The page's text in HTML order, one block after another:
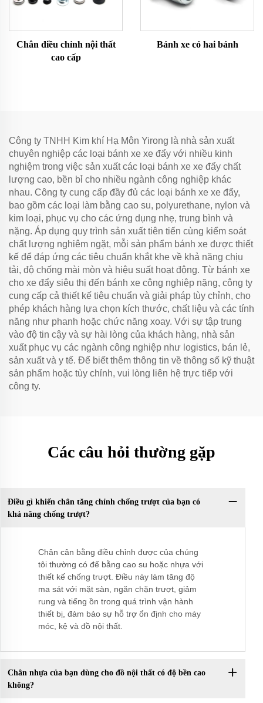
Chân điều chỉnh nội thất
cao cấp
Bánh xe có hai bánh
Công ty TNHH Kim khí Hạ Môn Yirong là nhà sản xuất
chuyên nghiệp các loại bánh xe xe đẩy với nhiều kinh
nghiệm trong việc sản xuất các loại bánh xe xe đẩy chất
lượng cao, bền bỉ cho nhiều ngành công nghiệp khác
nhau. Công ty cung cấp đầy đủ các loại bánh xe xe đẩy,
bao gồm các loại làm bằng cao su, polyurethane, nylon và
kim loại, phục vụ cho các ứng dụng nhẹ, trung bình và
nặng. Áp dụng quy trình sản xuất tiên tiến cùng kiểm soát
chất lượng nghiêm ngặt, mỗi sản phẩm bánh xe được thiết
kế để đáp ứng các tiêu chuẩn khắt khe về khả năng chịu
tải, độ chống mài mòn và hiệu suất hoạt động. Từ bánh xe
cho xe đẩy siêu thị đến bánh xe công nghiệp nặng, công ty
cung cấp cả thiết kế tiêu chuẩn và giải pháp tùy chỉnh, cho
phép khách hàng lựa chọn kích thước, chất liệu và các tính
năng như phanh hoặc chức năng xoay. Với sự tập trung
vào độ tin cậy và sự hài lòng của khách hàng, nhà sản
xuất phục vụ các ngành công nghiệp như logistics, bán lẻ,
sản xuất và y tế. Để biết thêm thông tin về thông số kỹ thuật
sản phẩm hoặc tùy chỉnh, vui lòng liên hệ trực tiếp với
công ty.
Các câu hỏi thường gặp
Điều gì khiến chân tăng chỉnh chống trượt của bạn có
khả năng chống trượt?
Chân cân bằng điều chỉnh được của chúng
tôi thường có đế bằng cao su hoặc nhựa với
thiết kế chống trượt. Điều này làm tăng độ
ma sát với mặt sàn, ngăn chặn trượt, giảm
rung và tiếng ồn trong quá trình vận hành
thiết bị, đảm bảo sự hỗ trợ ổn định cho máy
móc, kệ và đồ nội thất.
Chân nhựa của bạn dùng cho đồ nội thất có độ bền cao
không?